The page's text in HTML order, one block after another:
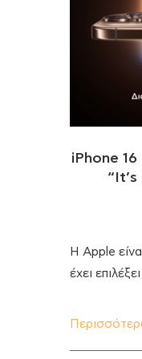
iPhone
H Apple
έχει